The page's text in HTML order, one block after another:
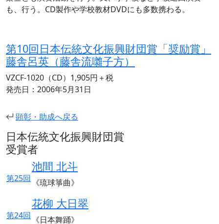
も、行う。CD製作や学校教材DVDにも多数携わる。
第10回日本伝統文化振興財団賞「奨励賞」
藤舎呂英（藤舎流囃子方）
VZCF-1020（CD）1,905円＋税
発売日：2006年5月31日
顕彰・助成へ戻る
日本伝統文化振興財団賞
受賞者
第25回
池間 北斗
《琉球箏曲》
第24回
花柳 大日翠
《日本舞踊》